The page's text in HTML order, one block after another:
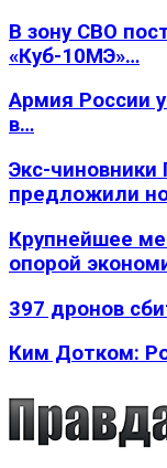
В зону СВО
«Куб-10МЭ»…
Армия России
в…
Экс-
предложили
Крупнейшее
опорой
397 дронов
Ким Дотком: